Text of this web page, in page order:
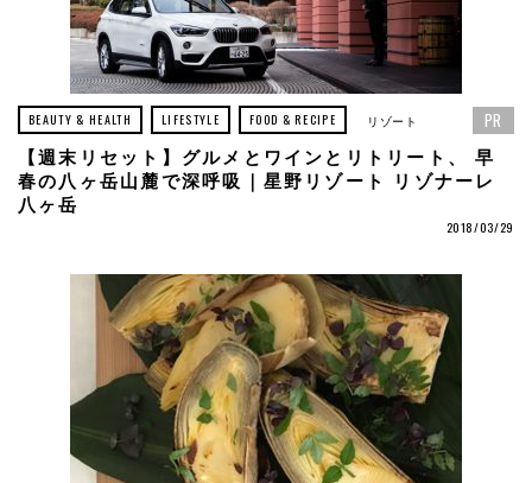
BEAUTY & HEALTH LIFESTYLE FOOD & RECIPE リゾート PR
【週末リセット】グルメとワインとリトリート、 早
春の八ヶ岳山麓で深呼吸｜星野リゾート リゾナーレ
八ヶ岳
2018/03/29